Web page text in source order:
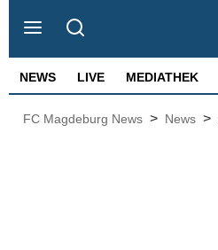
NEWS LIVE MEDIATHEK
FC Magdeburg News > News >